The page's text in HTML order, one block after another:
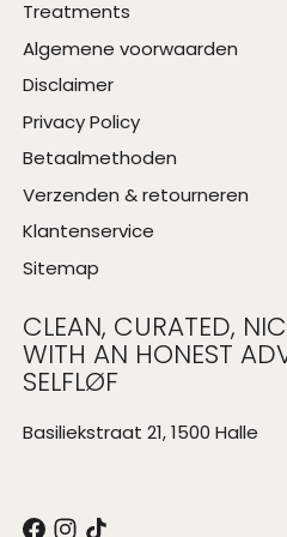
Treatments
Algemene voorwaarden
Disclaimer
Privacy Policy
Betaalmethoden
Verzenden & retourneren
Klantenservice
Sitemap
CLEAN, CURATED,
WITH AN HONEST
SELFLØF
Basiliekstraat 21, 1500 Halle